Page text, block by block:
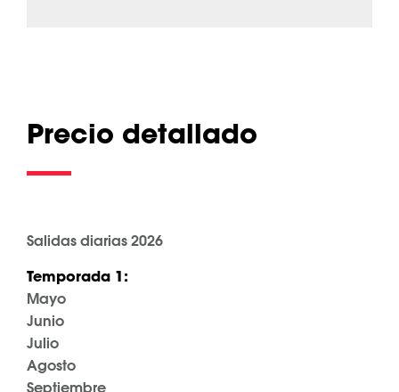
Precio detallado
Salidas diarias 2026
Temporada 1:
Mayo
Junio
Julio
Agosto
Septiembre